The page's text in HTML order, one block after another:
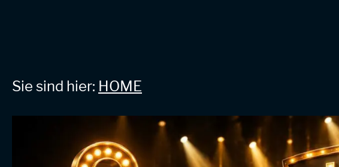
Sie sind hier: HOME